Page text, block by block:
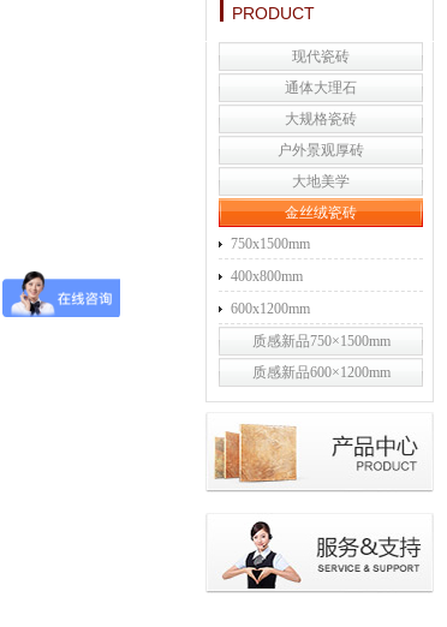
PRODUCT
现代瓷砖
通体大理石
大规格瓷砖
户外景观厚砖
大地美学
金丝绒瓷砖
750x1500mm
400x800mm
600x1200mm
质感新品750×1500mm
质感新品600×1200mm